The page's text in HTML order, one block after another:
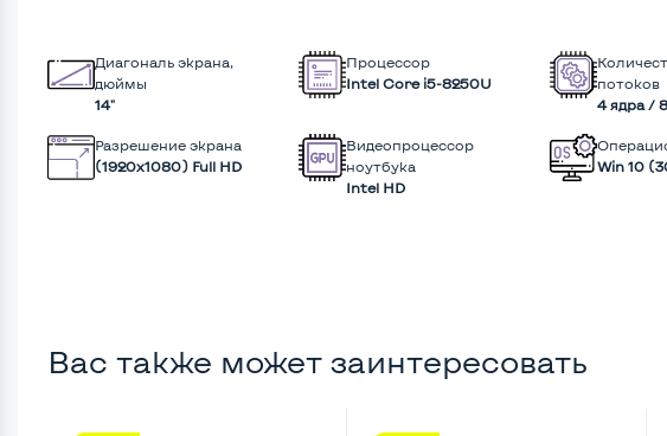
Диагональ экрана,
дюймы
14"
Процессор
Intel Core i5-8250U
потоков
4 ядра /
Разрешение экрана
(1920х1080) Full HD
Видеопроцессор
ноутбука
Intel HD
Win 10
Вас также может заинтересовать